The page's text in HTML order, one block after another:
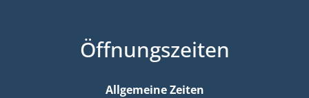
Öffnungszeiten
Allgemeine Zeiten